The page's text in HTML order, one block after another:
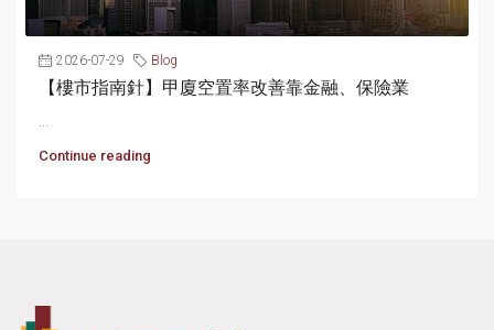
2026-07-29 Blog
【樓市指南針】甲廈空置率改善靠金融、保險業
Continue reading